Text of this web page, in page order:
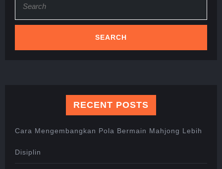
for:
RECENT POSTS
Cara Mengembangkan Pola Bermain Mahjong Lebih
Disiplin